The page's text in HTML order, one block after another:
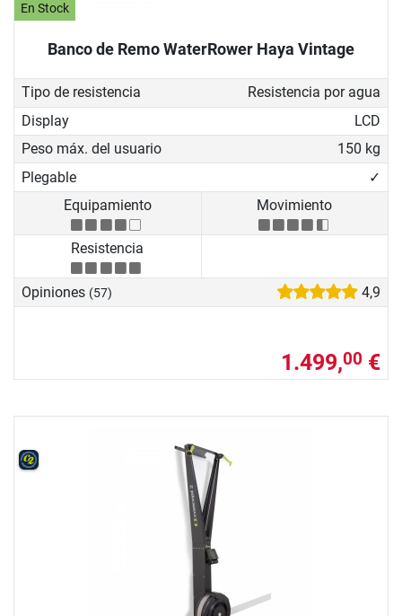
En Stock
Banco de Remo WaterRower Haya Vintage
Tipo de resistencia
Resistencia por agua
Display
LCD
Peso máx. del usuario
150 kg
Plegable
✓
Equipamiento
Movimiento
Resistencia
Opiniones (57) 4,9
1.499,00 €